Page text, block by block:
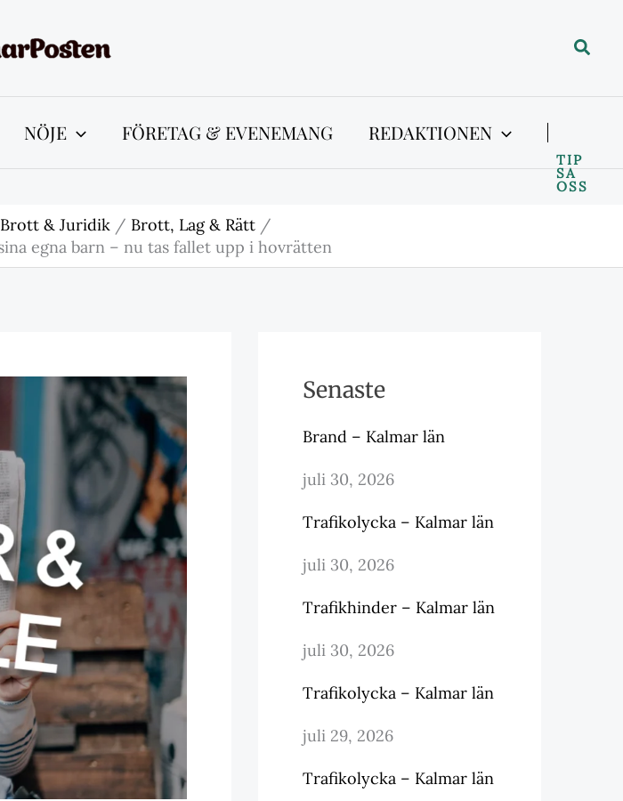
Sök
NÖJE FÖRETAG & EVENEMANG REDAKTIONEN
TIP
SA
OSS
Brott & Juridik
Brott, Lag & Rätt
egna barn – nu tas fallet upp i hovrätten
Senaste
Brand – Kalmar län
juli 30, 2026
Trafikolycka – Kalmar län
juli 30, 2026
Trafikhinder – Kalmar län
juli 30, 2026
Trafikolycka – Kalmar län
juli 29, 2026
Trafikolycka – Kalmar län